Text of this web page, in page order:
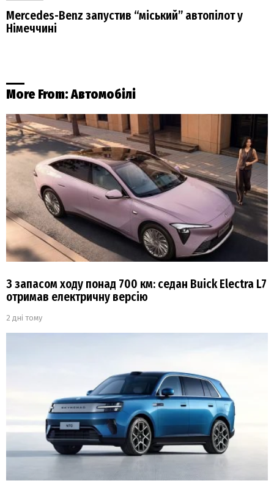
Mercedes-Benz запустив “міський” автопілот у
Німеччині
More From:Автомобілі
З запасом ходу понад 700 км: седан Buick Electra L7
отримав електричну версію
2 дні тому